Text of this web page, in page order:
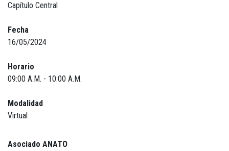
Capítulo Central
Fecha
16/05/2024
Horario
09:00 A.M. - 10:00 A.M.
Modalidad
Virtual
Asociado ANATO